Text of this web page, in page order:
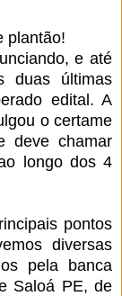
plantão!
e até
duas últimas
edital. A
o certame
deve chamar
longo dos 4
pontos
diversas
pela banca
Saloá PE, de